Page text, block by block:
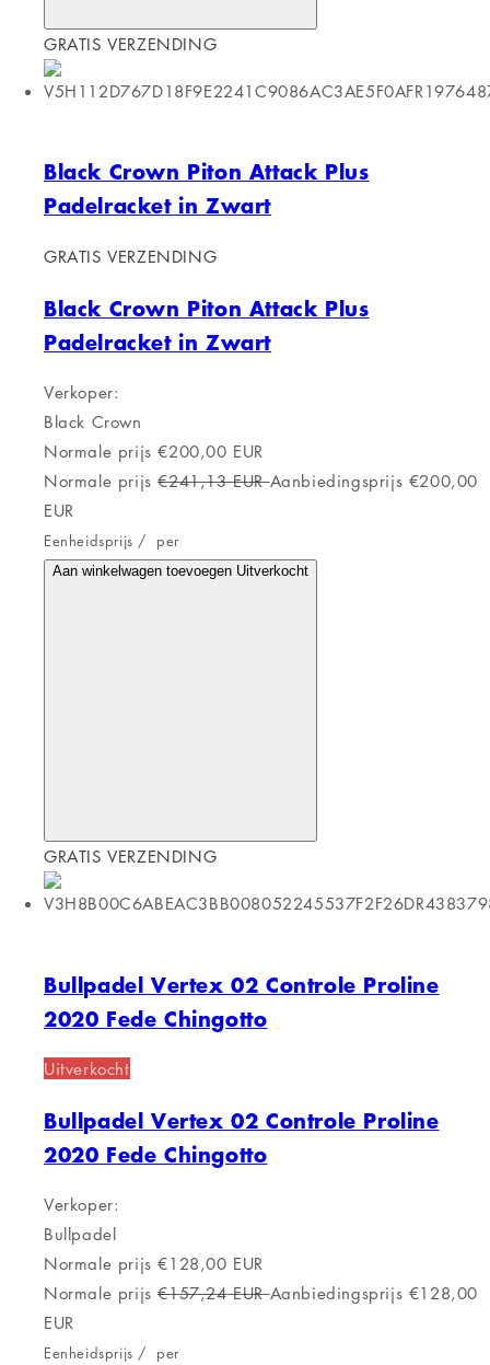
GRATIS VERZENDING
Black Crown Piton Attack Plus
Padelracket in Zwart
GRATIS VERZENDING
Black Crown Piton Attack Plus
Padelracket in Zwart
Verkoper:
Black Crown
Normale prijs €200,00 EUR
Normale prijs €241,13 EURAanbiedingsprijs €200,00
EUR
Eenheidsprijs / per
Aan winkelwagen toevoegen Uitverkocht
GRATIS VERZENDING
Bullpadel Vertex 02 Controle Proline
2020 Fede Chingotto
Uitverkocht
Bullpadel Vertex 02 Controle Proline
2020 Fede Chingotto
Verkoper:
Bullpadel
Normale prijs €128,00 EUR
Normale prijs €157,24 EURAanbiedingsprijs €128,00
EUR
Eenheidsprijs / per